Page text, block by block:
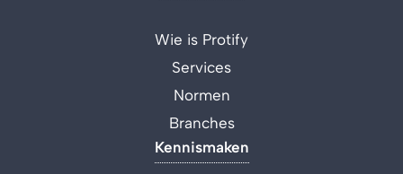
Wie is Protify
Services
Normen
Branches
Kennismaken